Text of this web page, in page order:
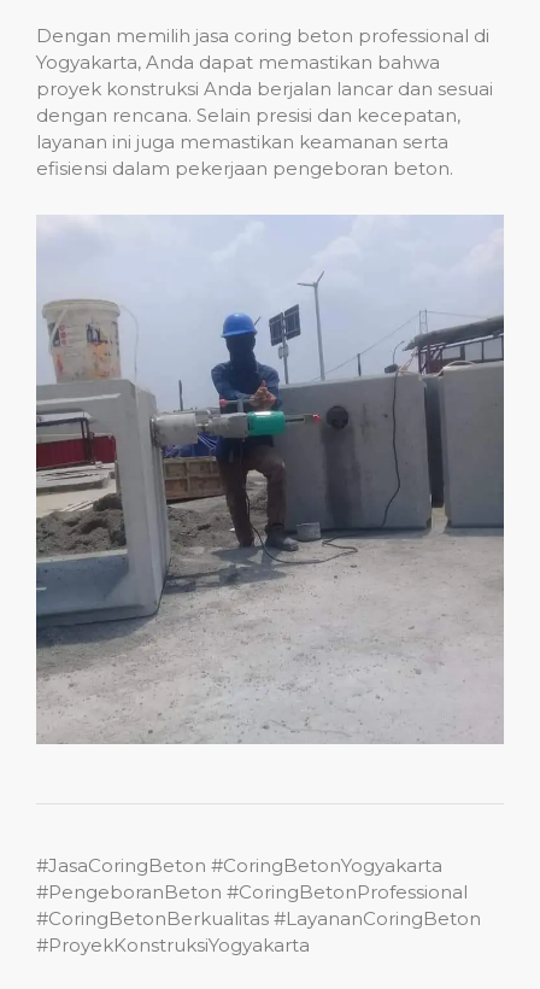
Dengan memilih jasa coring beton professional di
Yogyakarta, Anda dapat memastikan bahwa
proyek konstruksi Anda berjalan lancar dan sesuai
dengan rencana. Selain presisi dan kecepatan,
layanan ini juga memastikan keamanan serta
efisiensi dalam pekerjaan pengeboran beton.
#JasaCoringBeton #CoringBetonYogyakarta
#PengeboranBeton #CoringBetonProfessional
#CoringBetonBerkualitas #LayananCoringBeton
#ProyekKonstruksiYogyakarta